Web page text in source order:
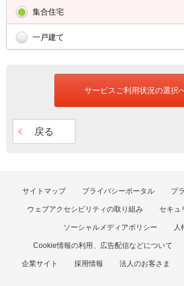
集合住宅
一戸建て
サービスご利用状況の選択
戻る
サイトマップ プライバシーポータル プ
ウェブアクセシビリティの取り組み セキュ
ソーシャルメディアポリシー 人
Cookie情報の利用、広告配信などについて
企業サイト 採用情報 法人のお客さま